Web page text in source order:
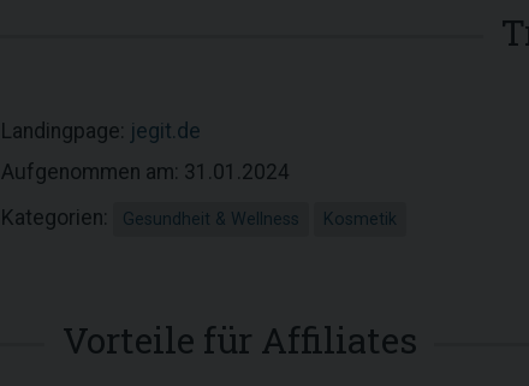
Landingpage: jegit.de
Aufgenommen am: 31.01.2024
Kategorien:
Gesundheit & Wellness Kosmetik
Vorteile für Affiliates